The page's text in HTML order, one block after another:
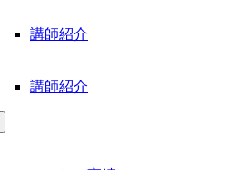
講師紹介
講師紹介